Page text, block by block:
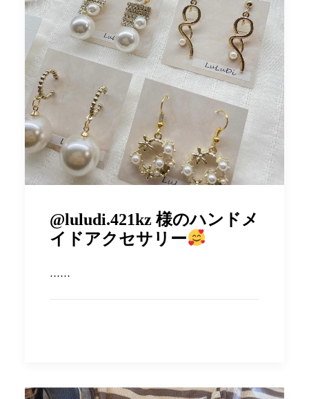
@luludi.421kz 様のハンドメ
イドアクセサリー
……